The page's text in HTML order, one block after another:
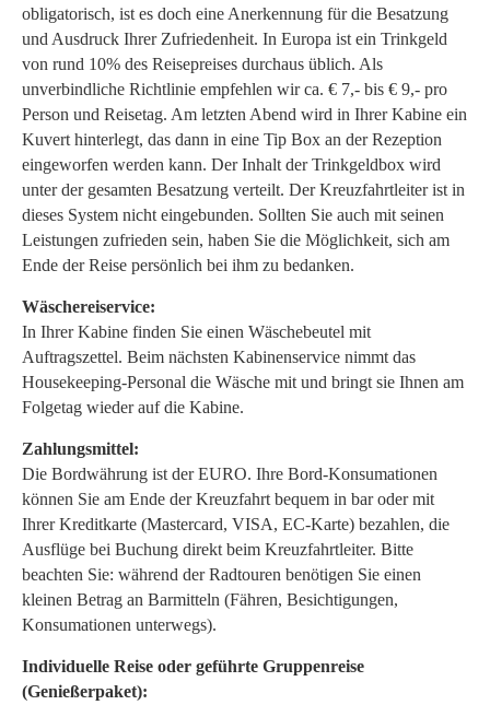
obligatorisch, ist es doch eine Anerkennung für die Besatzung
und Ausdruck Ihrer Zufriedenheit. In Europa ist ein Trinkgeld
von rund 10% des Reisepreises durchaus üblich. Als
unverbindliche Richtlinie empfehlen wir ca. € 7,- bis € 9,- pro
Person und Reisetag. Am letzten Abend wird in Ihrer Kabine ein
Kuvert hinterlegt, das dann in eine Tip Box an der Rezeption
eingeworfen werden kann. Der Inhalt der Trinkgeldbox wird
unter der gesamten Besatzung verteilt. Der Kreuzfahrtleiter ist in
dieses System nicht eingebunden. Sollten Sie auch mit seinen
Leistungen zufrieden sein, haben Sie die Möglichkeit, sich am
Ende der Reise persönlich bei ihm zu bedanken.
Wäschereiservice:
In Ihrer Kabine finden Sie einen Wäschebeutel mit
Auftragszettel. Beim nächsten Kabinenservice nimmt das
Housekeeping-Personal die Wäsche mit und bringt sie Ihnen am
Folgetag wieder auf die Kabine.
Zahlungsmittel:
Die Bordwährung ist der EURO. Ihre Bord-Konsumationen
können Sie am Ende der Kreuzfahrt bequem in bar oder mit
Ihrer Kreditkarte (Mastercard, VISA, EC-Karte) bezahlen, die
Ausflüge bei Buchung direkt beim Kreuzfahrtleiter. Bitte
beachten Sie: während der Radtouren benötigen Sie einen
kleinen Betrag an Barmitteln (Fähren, Besichtigungen,
Konsumationen unterwegs).
Individuelle Reise oder geführte Gruppenreise
(Genießerpaket):